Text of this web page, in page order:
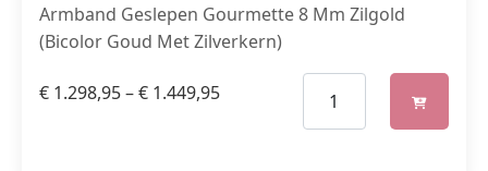
Armband Geslepen Gourmette 8 Mm Zilgold
(Bicolor Goud Met Zilverkern)
€ 1.298,95–€ 1.449,95